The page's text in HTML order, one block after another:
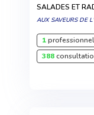
SALADES ET
AUX SAVEURS DE
1
388